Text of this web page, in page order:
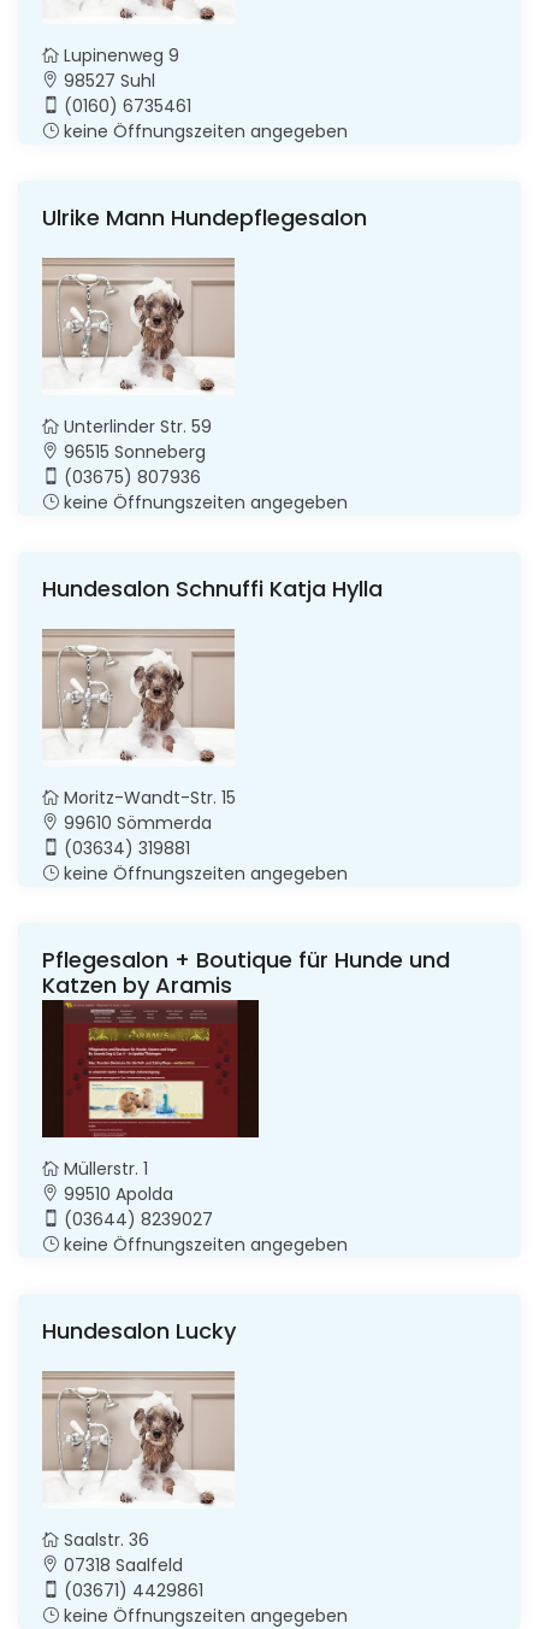
Lupinenweg 9
98527 Suhl
(0160) 6735461
keine Öffnungszeiten angegeben
Ulrike Mann Hundepflegesalon
Unterlinder Str. 59
96515 Sonneberg
(03675) 807936
keine Öffnungszeiten angegeben
Hundesalon Schnuffi Katja Hylla
Moritz-Wandt-Str. 15
99610 Sömmerda
(03634) 319881
keine Öffnungszeiten angegeben
Pflegesalon + Boutique für Hunde und
Katzen by Aramis
Müllerstr. 1
99510 Apolda
(03644) 8239027
keine Öffnungszeiten angegeben
Hundesalon Lucky
Saalstr. 36
07318 Saalfeld
(03671) 4429861
keine Öffnungszeiten angegeben